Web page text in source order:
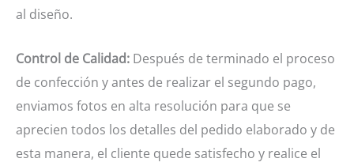
al diseño.
Control de Calidad: Después de terminado el proceso
de confección y antes de realizar el segundo pago,
enviamos fotos en alta resolución para que se
aprecien todos los detalles del pedido elaborado y de
esta manera, el cliente quede satisfecho y realice el